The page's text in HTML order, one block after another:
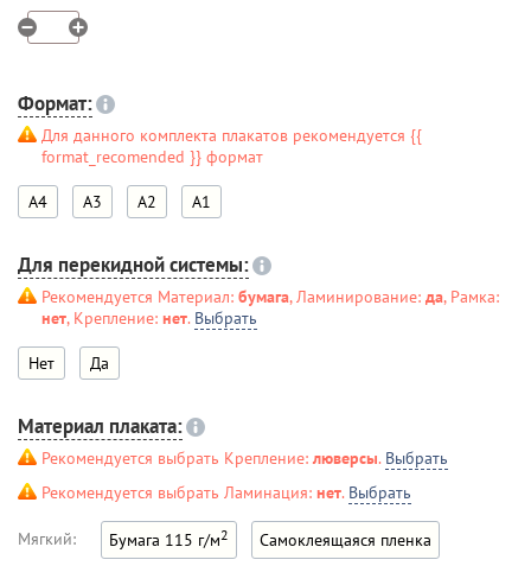
Формат:
Для данного комплекта плакатов рекомендуется {{
format_recomended }} формат
A4 A3 A2 A1
Для перекидной системы:
Рекомендуется Материал: бумага, Ламинирование: да, Рамка:
нет, Крепление: нет. Выбрать
Нет Да
Материал плаката:
Рекомендуется выбрать Крепление:люверсы. Выбрать
Рекомендуется выбрать Ламинация: нет. Выбрать
Мягкий: Бумага 115 г/м2 Самоклеящаяся пленка